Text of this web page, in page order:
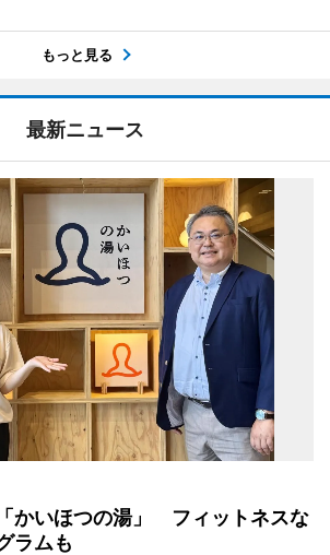
もっと見る
最新ニュース
かいほつの湯」 フィットネスな
ラムも